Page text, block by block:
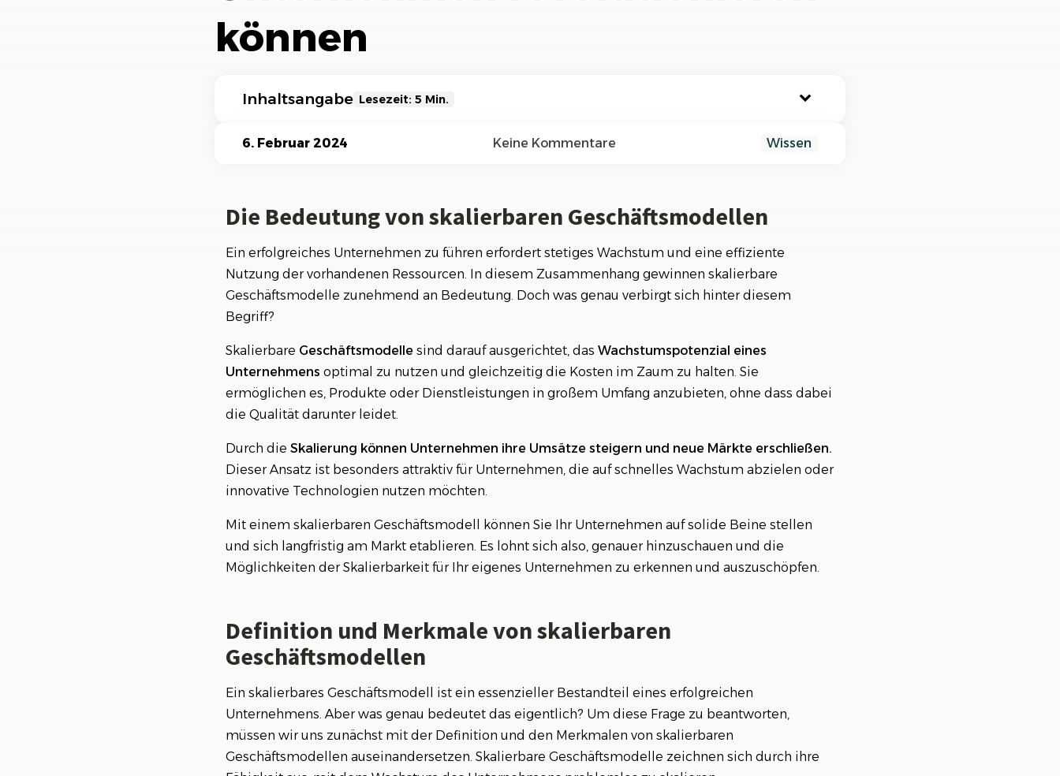
können
Inhaltsangabe Lesezeit: 5 Min.
Die Bedeutung von skalierbaren Geschäftsmodellen
Vorteile und Chancen durch den Einsatz skalierbarer Geschäftsmodelle
Erfolgsbeispiele aus der Praxis: Mit Skalierbaren Modellen erfolgreich werden
Voraussetzungen für ein skalierbares Modell
Beispiele von Geschäftsmodellen mit Skalierung
Häufige Fragen
6. Februar 2024 Keine Kommentare Wissen
Die Bedeutung von skalierbaren Geschäftsmodellen
Ein erfolgreiches Unternehmen zu führen erfordert stetiges Wachstum und eine effiziente
Nutzung der vorhandenen Ressourcen. In diesem Zusammenhang gewinnen skalierbare
Geschäftsmodelle zunehmend an Bedeutung. Doch was genau verbirgt sich hinter diesem
Begriff?
Skalierbare Geschäftsmodellesind darauf ausgerichtet, das Wachstumspotenzial eines
Unternehmens optimal zu nutzen und gleichzeitig die Kosten im Zaum zu halten. Sie
ermöglichen es, Produkte oder Dienstleistungen in großem Umfang anzubieten, ohne dass dabei
die Qualität darunter leidet.
Durch die Skalierung können Unternehmen ihre Umsätze steigern und neue Märkte erschließen.
Dieser Ansatz ist besonders attraktiv für Unternehmen, die auf schnelles Wachstum abzielen oder
innovative Technologien nutzen möchten.
Mit einem skalierbaren Geschäftsmodell können Sie Ihr Unternehmen auf solide Beine stellen
und sich langfristig am Markt etablieren. Es lohnt sich also, genauer hinzuschauen und die
Möglichkeiten der Skalierbarkeit für Ihr eigenes Unternehmen zu erkennen und auszuschöpfen.
Definition und Merkmale von skalierbaren
Geschäftsmodellen
Ein skalierbares Geschäftsmodell ist ein essenzieller Bestandteil eines erfolgreichen
Unternehmens. Aber was genau bedeutet das eigentlich? Um diese Frage zu beantworten,
müssen wir uns zunächst mit der Definition und den Merkmalen von skalierbaren
Geschäftsmodellen auseinandersetzen. Skalierbare Geschäftsmodelle zeichnen sich durch ihre